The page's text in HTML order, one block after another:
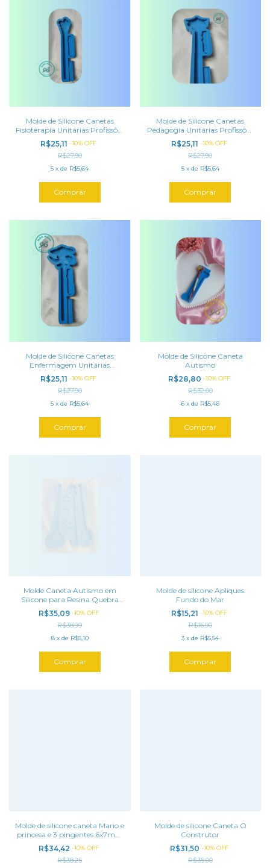
Molde de Silicone Canetas
Fisioterapia Unitárias Profissões
Slim Artesanato Resina Epóxi
R$25,11-10%OFF
R$27,90
5 xde R$5,64
Molde de Silicone Canetas
Pedagogia Unitárias Profissões
Slim Artesanato Resina Epóxi
R$25,11 -10% OFF
R$27,90
5 x de R$5,64
Molde de Silicone Canetas
Enfermagem Unitárias
Profissões Slim Artesanato
Resina Epóxi
R$25,11-10%OFF
R$27,90
5 xde R$5,64
Molde de Silicone Caneta
Autismo
R$28,80 -10% OFF
R$32,00
6 xde R$5,46
Molde Caneta Autismo em
Silicone para Resina Quebra
Cabeça Símbolos Caneta
Outubro Rosa, Novembro
Azul, Setembro Amarelo
R$35,09 -10% OFF
R$38,99
8 x de R$5,10
Molde de silicone Apliques
Fundo do Mar
R$15,21 -10% OFF
R$16,90
3 xde R$5,54
Molde de silicone caneta Mario e
princesa e 3 pingentes 6x7mm
para resina, epoxi e poliester.
R$34,42 -10% OFF
R$38,25
Molde de silicone Caneta O
Construtor
R$31,50 -10% OFF
R$35,00